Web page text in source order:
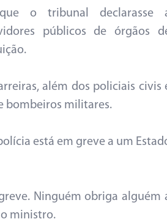
o tribunal declarasse
públicos de órgãos
além dos policiais civis
bombeiros militares.
está em greve a um
Ninguém obriga alguém
ministro.